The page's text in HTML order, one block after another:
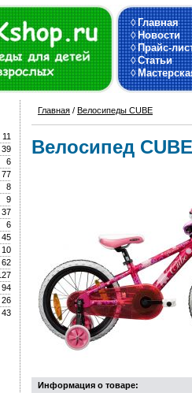
◊Главная
◊Новости
◊Прайс-
◊Статьи
◊
11
39
6
77
8
9
37
6
45
10
62
94
26
43
Главная / Велосипеды CUBE
Велосипед
Информация о товаре: